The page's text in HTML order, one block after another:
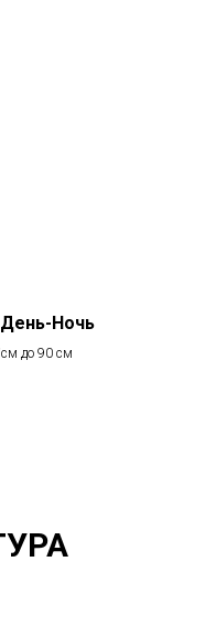
Ночь
до 90 см